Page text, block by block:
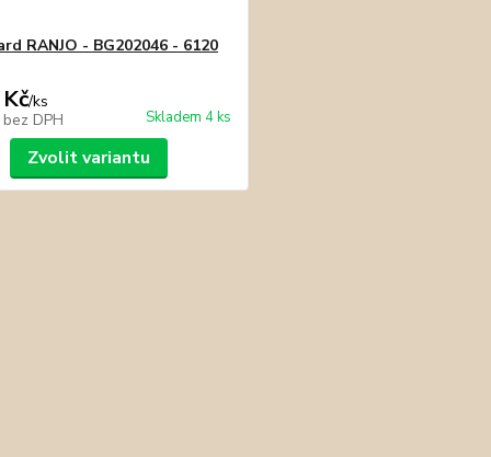
RANJO - BG202046 - 6120
/ks
bez DPH Skladem 4 ks
Zvolit variantu